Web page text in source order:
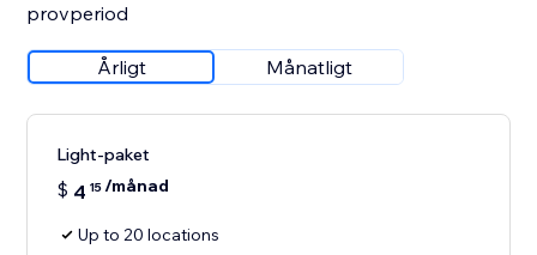
provperiod
Årligt Månatligt
Light-paket
$ 4 15/månad
Up to 20 locations